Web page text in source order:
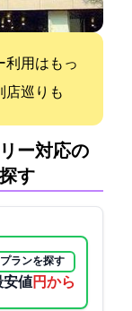
利用はもっ
店巡りも
ー対応の
す
プランを探す
安値3000円から